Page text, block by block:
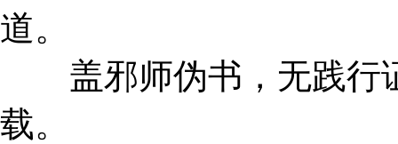
道。
盖邪师伪书，无践行
载。